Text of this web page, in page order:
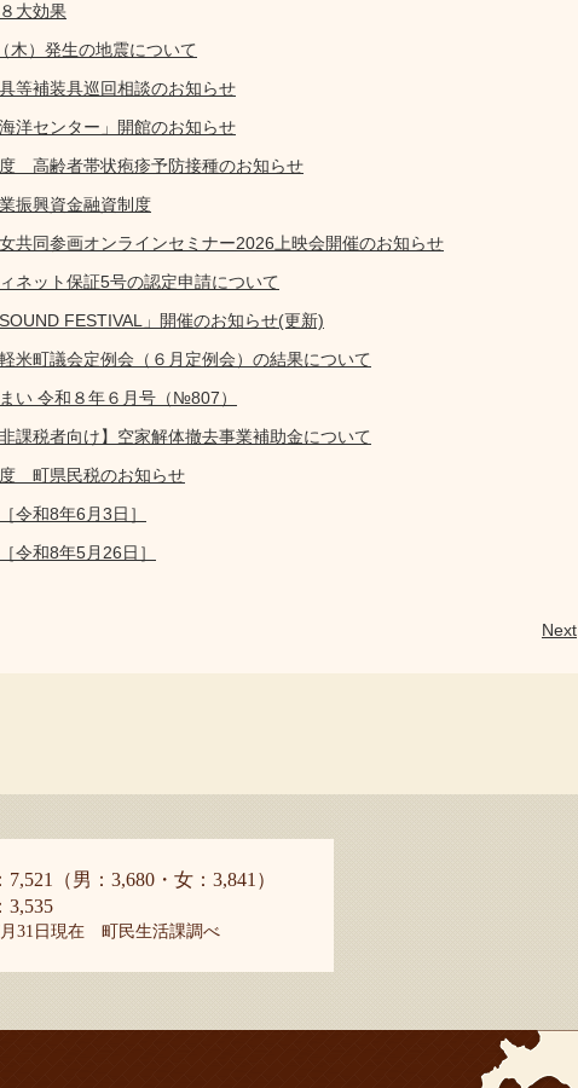
大効果
木）発生の地震について
等補装具巡回相談のお知らせ
海洋センター」開館のお知らせ
高齢者帯状疱疹予防接種のお知らせ
振興資金融資制度
共同参画オンラインセミナー2026上映会開催のお知らせ
ネット保証5号の認定申請について
SOUND FESTIVAL」開催のお知らせ(更新)
米町議会定例会（６月定例会）の結果について
い 令和８年６月号（№807）
非課税者向け】空家解体撤去事業補助金について
町県民税のお知らせ
令和8年6月3日］
令和8年5月26日］
Next
（男：3,680・女：3,841）
3,535
31日現在 町民生活課調べ